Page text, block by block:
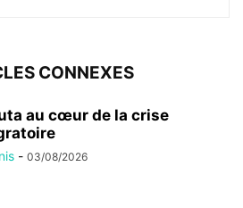
CONNEXES
au cœur de la crise
- 03/08/2026